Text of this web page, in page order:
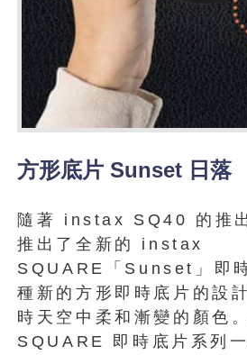
方形底片 Sunset 日落
隨著 instax SQ40 的推
推出了全新的 instax
SQUARE「Sunset」即
種新的方形即時底片的設
時天空中柔和漸變的顏色
SQUARE 即時底片系列